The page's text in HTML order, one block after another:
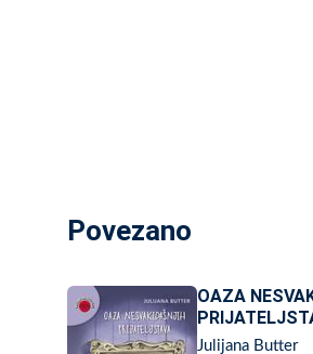
Povezano
OAZA
Julijana Butter